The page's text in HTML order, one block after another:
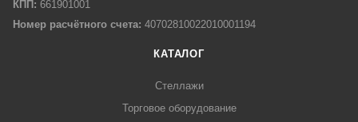
КПП: 661901001
Номер расчётного счета: 40702810022010001194
КАТАЛОГ
Стеллажи
Торговое оборудование